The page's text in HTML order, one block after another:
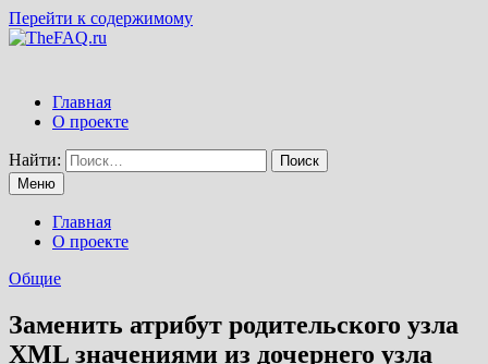
Перейти к содержимому
Главная
О проекте
Найти:
Меню
Главная
О проекте
Общие
Заменить атрибут родительского узла
XML значениями из дочернего узла